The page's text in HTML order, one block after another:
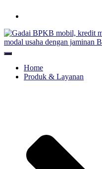
Toggle Navigation
Home
Produk & Layanan